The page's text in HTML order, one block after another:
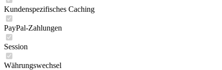
Kundenspezifisches Caching
PayPal-Zahlungen
Session
Währungswechsel